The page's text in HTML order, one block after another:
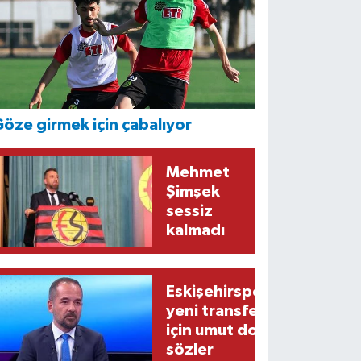
girmek için çabalıyor
Mehmet
Şimşek
sessiz
kalmadı
Eskişehirspor’un
yeni transferi
için umut dolu
sözler